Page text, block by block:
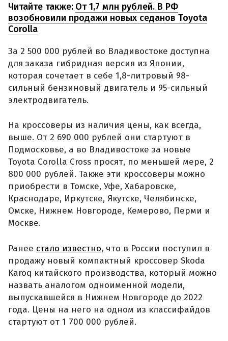
Читайте также: От 1,7 млн рублей. В РФ
возобновили продажи новых седанов Toyota
Corolla
За 2 500 000 рублей во Владивостоке доступна
для заказа гибридная версия из Японии,
которая сочетает в себе 1,8-литровый 98-
сильный бензиновый двигатель и 95-сильный
электродвигатель.
На кроссоверы из наличия цены, как всегда,
выше. От 2 690 000 рублей они стартуют в
Подмосковье, а во Владивостоке за новые
Toyota Corolla Cross просят, по меньшей мере, 2
800 000 рублей. Также эти кроссоверы можно
приобрести в Томске, Уфе, Хабаровске,
Краснодаре, Иркутске, Якутске, Челябинске,
Омске, Нижнем Новгороде, Кемерово, Перми и
Москве.
Ранее стало известно, что в России поступил в
продажу новый компактный кроссовер Skoda
Karoq китайского производства, который можно
назвать аналогом одноименной модели,
выпускавшейся в Нижнем Новгороде до 2022
года. Цены на него на одном из классифайдов
стартуют от 1 700 000 рублей.